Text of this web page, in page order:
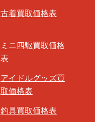
古着買取価格表
ミニ四駆買取価格
表
アイドルグッズ買
取価格表
釣具買取価格表